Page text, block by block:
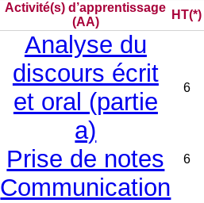
Activité(s) d’apprentissage
(AA)
HT(*)
Analyse du
discours écrit
et oral (partie
a)
6
Prise de notes 6
Communication